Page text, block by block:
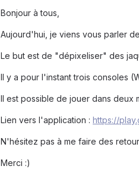
Bonjour à tous,
Aujourd'hui, je viens vous parler
Le but est de "dépixeliser" des
Il y a pour l'instant trois consoles
Il est possible de jouer dans deux
Lien vers l'application : https://
N'hésitez pas à me faire des
Merci :)